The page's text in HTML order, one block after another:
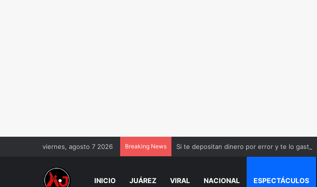
viernes, agosto 7 2026 Breaking News Si te depositan dinero por error y te lo
INICIO JUÁREZ VIRAL NACIONAL ESPECTÁCULOS